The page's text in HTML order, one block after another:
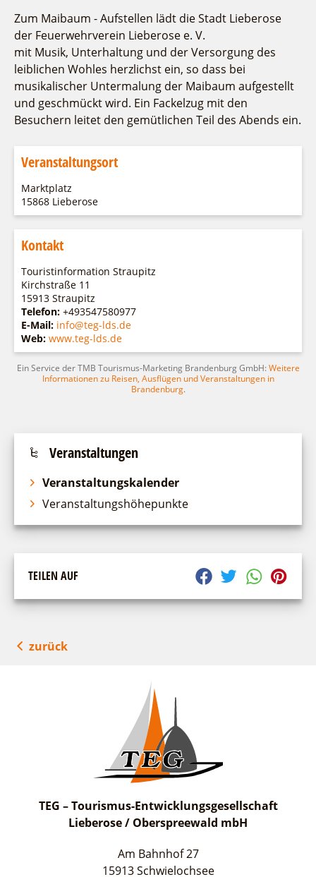
Bürgerbus
Naturwelt Lieberoser Heide
Q-Gemeinde Schwielochsee
Staatlich anerkannter Erholungsort Goyatz
Mein Brandenburg – Infostelen
Unternehmensbetreuung
WFG
Über uns
Team
Aktuelles
Infomaterial
Warenkorb
Zum Maibaum - Aufstellen lädt die Stadt Lieberose
der Feuerwehrverein Lieberose e. V.
mit Musik, Unterhaltung und der Versorgung des
leiblichen Wohles herzlichst ein, so dass bei
musikalischer Untermalung der Maibaum aufgestellt
und geschmückt wird. Ein Fackelzug mit den
Besuchern leitet den gemütlichen Teil des Abends ein.
Veranstaltungsort
Marktplatz
15868 Lieberose
Kontakt
Touristinformation Straupitz
Kirchstraße 11
15913 Straupitz
Telefon: +493547580977
E-Mail: info@teg-lds.de
Web: www.teg-lds.de
Ein Service der TMB Tourismus-Marketing Brandenburg GmbH:Weitere
Informationen zu Reisen, Ausflügen und Veranstaltungen in
Brandenburg.
Veranstaltungen
Veranstaltungskalender
Veranstaltungshöhepunkte
TEILEN AUF
zurück
TEG – Tourismus-Entwicklungsgesellschaft
Lieberose / Oberspreewald mbH
Am Bahnhof 27
15913 Schwielochsee